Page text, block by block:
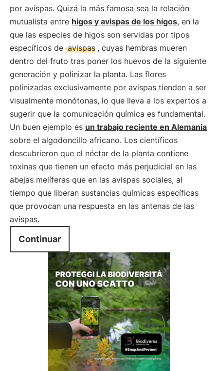
por avispas. Quizá la más famosa sea la relación
mutualista entre higos y avispas de los higos, en la
que las especies de higos son servidas por tipos
específicos de avispas , cuyas hembras mueren
dentro del fruto tras poner los huevos de la siguiente
generación y polinizar la planta. Las flores
polinizadas exclusivamente por avispas tienden a ser
visualmente monótonas, lo que lleva a los expertos a
sugerir que la comunicación química es fundamental.
Un buen ejemplo es un trabajo reciente en Alemania
sobre el algodoncillo africano. Los científicos
descubrieron que el néctar de la planta contiene
toxinas que tienen un efecto más perjudicial en las
abejas melíferas que en las avispas sociales, al
tiempo que liberan sustancias químicas específicas
que provocan una respuesta en las antenas de las
avispas.
Continuar